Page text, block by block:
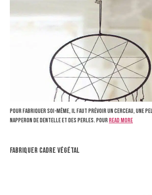
Pour fabriquer soi-même, il faut prévoir un cerceau, une
napperon de dentelle et des perles. PourRead more
fabriquer cadre végétal